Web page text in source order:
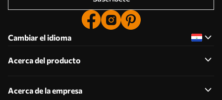
Cambiar el idioma
Acerca del producto
Acerca de la empresa